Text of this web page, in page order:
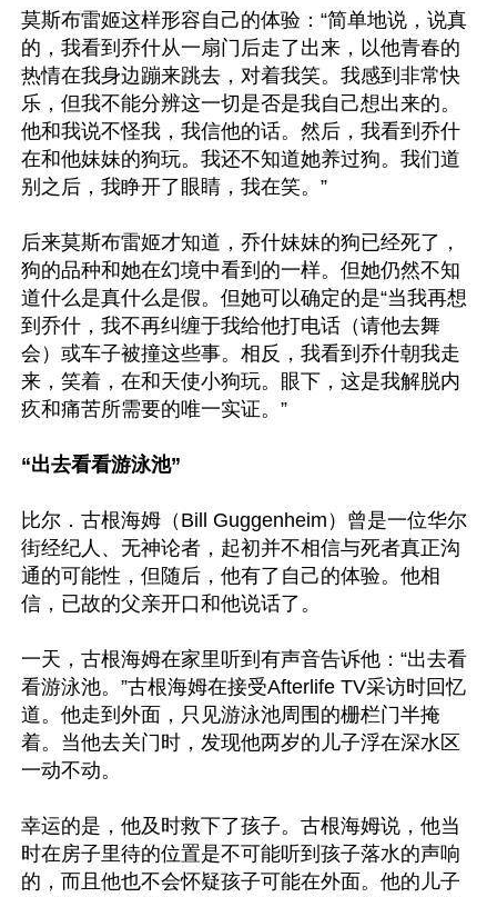
莫斯布雷姬这样形容自己的体验：“简单地说，说真
的，我看到乔什从一扇门后走了出来，以他青春的
热情在我身边蹦来跳去，对着我笑。我感到非常快
乐，但我不能分辨这一切是否是我自己想出来的。
他和我说不怪我，我信他的话。然后，我看到乔什
在和他妹妹的狗玩。我还不知道她养过狗。我们道
别之后，我睁开了眼睛，我在笑。”
后来莫斯布雷姬才知道，乔什妹妹的狗已经死了，
狗的品种和她在幻境中看到的一样。但她仍然不知
道什么是真什么是假。但她可以确定的是“当我再想
到乔什，我不再纠缠于我给他打电话（请他去舞
会）或车子被撞这些事。相反，我看到乔什朝我走
来，笑着，在和天使小狗玩。眼下，这是我解脱内
疚和痛苦所需要的唯一实证。”
“出去看看游泳池”
比尔．古根海姆（Bill Guggenheim）曾是一位华尔
街经纪人、无神论者，起初并不相信与死者真正沟
通的可能性，但随后，他有了自己的体验。他相
信，已故的父亲开口和他说话了。
一天，古根海姆在家里听到有声音告诉他：“出去看
看游泳池。”古根海姆在接受Afterlife TV采访时回忆
道。他走到外面，只见游泳池周围的栅栏门半掩
着。当他去关门时，发现他两岁的儿子浮在深水区
一动不动。
幸运的是，他及时救下了孩子。古根海姆说，他当
时在房子里待的位置是不可能听到孩子落水的声响
的，而且他也不会怀疑孩子可能在外面。他的儿子